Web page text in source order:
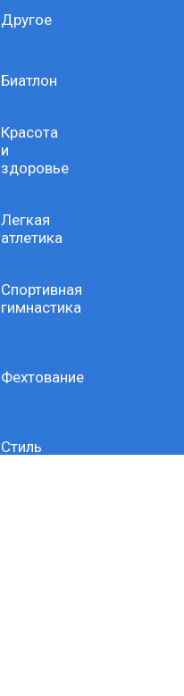
Другое
Биатлон
Красота
и
здоровье
Легкая
атлетика
Спортивная
гимнастика
Фехтование
Стиль